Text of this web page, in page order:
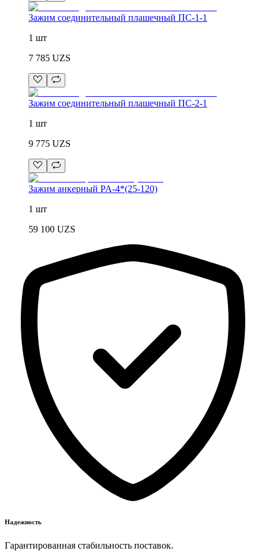
Зажим соединительный плашечный ПС-1-1
1 шт
7 785 UZS
Зажим соединительный плашечный ПС-2-1
1 шт
9 775 UZS
Зажим анкерный PA-4*(25-120)
1 шт
59 100 UZS
Надежность
Гарантированная стабильность поставок.